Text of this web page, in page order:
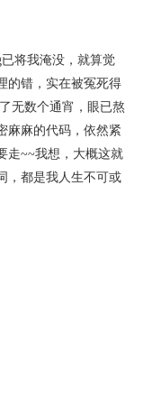
将我淹没，就算觉
的错，实在被冤死得
无数个通宵，眼已熬
麻麻的代码，依然紧
走~~我想，大概这就
，都是我人生不可或